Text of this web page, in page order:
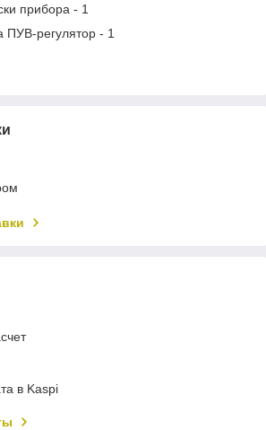
прибора - 1
регулятор - 1
в Kaspi